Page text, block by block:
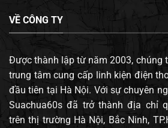
VỀ CÔNG TY
Được thành lập từ năm 2003, chúng
trung tâm cung cấp linh kiện điện
đầu tiên tại Hà Nội. Với sự chuyên
Suachua60s đã trở thành địa chỉ
trên thị trường Hà Nội, Bắc Ninh,